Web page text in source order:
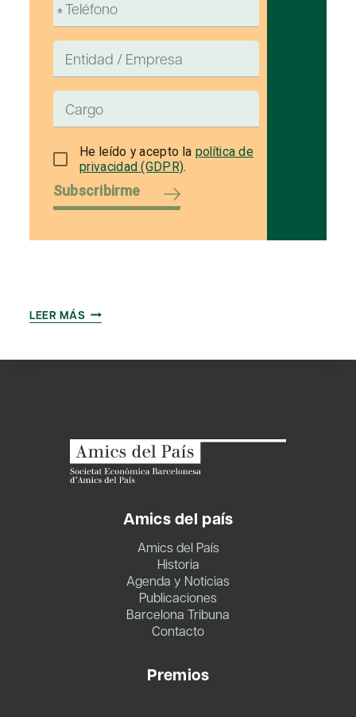
He leído y acepto la política de
privacidad (GDPR).
Subscribirme
LEER MÁS INTERNACIONALIZACIÓN:
Amics del país
Amics del País
Historia
Agenda y Noticias
Publicaciones
Barcelona Tribuna
Contacto
Premios